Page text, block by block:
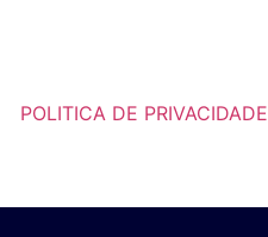
POLITICA DE PRIVACIDADE